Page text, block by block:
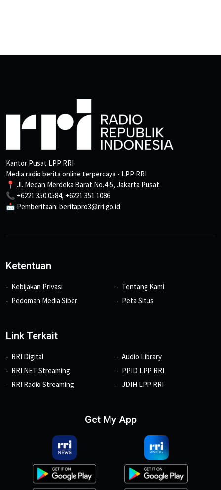
Kantor Pusat LPP RRI
Media radio berita online terpercaya - LPP RRI
📍 Jl. Medan Merdeka Barat No.4-5, Jakarta Pusat.
📞 +6221 350 0584, +6221 351 1086
📩 Pemberitaan: beritapro3@rri.go.id
Ketentuan
Kebijakan Privasi
Pedoman Media Siber
Tentang Kami
Peta Situs
Link Terkait
RRI Digital
RRI NET Streaming
RRI Radio Streaming
Audio Library
PPID LPP RRI
JDIH LPP RRI
Get My App